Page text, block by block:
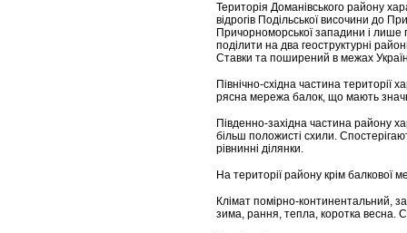
Територія Доманівського району
відрогів Подільської височини до
Причорноморської западини і лише
поділити на два геоструктурні
Ставки та поширений в межах
Північно-східна частина
рясна мережа балок, що мають
Південно-західна частина району
більш положисті схили.
рівнинні ділянки.
На території району крім балкової
Клімат помірно-континентальний,
зима, рання, тепла, коротка весна.